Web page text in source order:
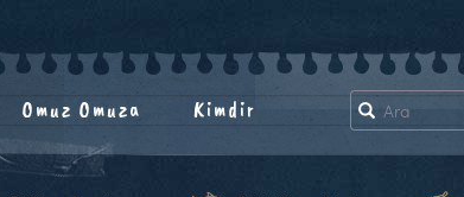
Omuz Omuza Kimdir